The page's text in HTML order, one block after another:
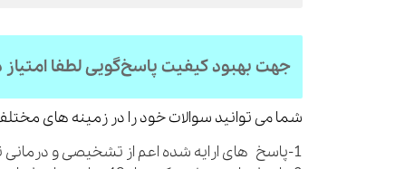
جهت بهبود کیفیت پاسخ‌گویی لطفا
شما می توانید سوالات خود را در زمینه های
1-پاسخ های ارایه شده اعم از تشخیصی و درمانی توصیه های کلی بوده و شما را از مراجعه به پزشک بی نیاز نمی کنند.